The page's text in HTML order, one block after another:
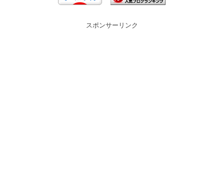
スポンサーリンク